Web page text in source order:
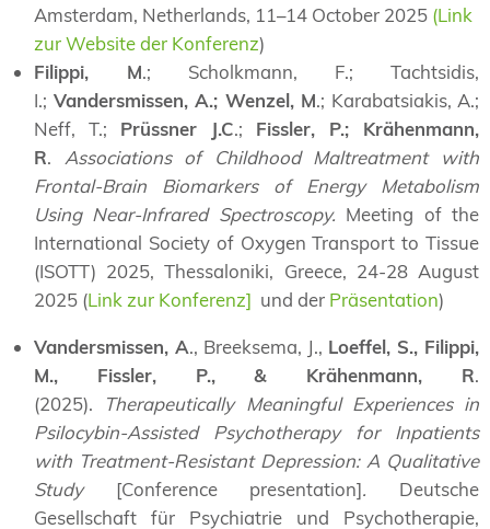
Amsterdam, Netherlands, 11–14 October 2025 (Link
zur Website der Konferenz)
Filippi, M.; Scholkmann, F.; Tachtsidis,
I.; Vandersmissen, A.; Wenzel, M.; Karabatsiakis, A.;
Neff, T.; Prüssner J.C.; Fissler, P.; Krähenmann,
R. Associations of Childhood Maltreatment with
Frontal-Brain Biomarkers of Energy Metabolism
Using Near-Infrared Spectroscopy. Meeting of the
International Society of Oxygen Transport to Tissue
(ISOTT) 2025, Thessaloniki, Greece, 24-28 August
2025 (Link zur Konferenz] und der Präsentation)
Vandersmissen, A., Breeksema, J., Loeffel, S., Filippi,
M., Fissler, P., & Krähenmann, R.
(2025).
Therapeutically Meaningful Experiences in
Psilocybin-Assisted Psychotherapy for Inpatients
with Treatment-Resistant Depression: A Qualitative
Study [Conference presentation]. Deutsche
Gesellschaft für Psychiatrie und Psychotherapie,